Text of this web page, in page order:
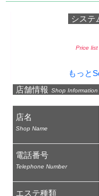
システ
Price
もっと
店舗情報 Shop Information
店名
Shop Name
電話番号
Telephone Number
エステ種類